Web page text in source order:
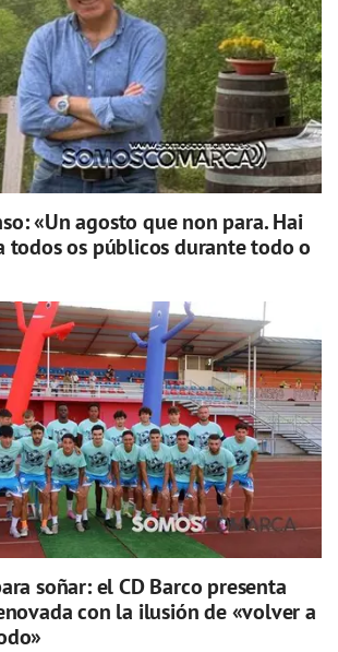
«Un agosto que non para. Hai
todos os públicos durante todo o
soñar: el CD Barco presenta
con la ilusión de «volver a